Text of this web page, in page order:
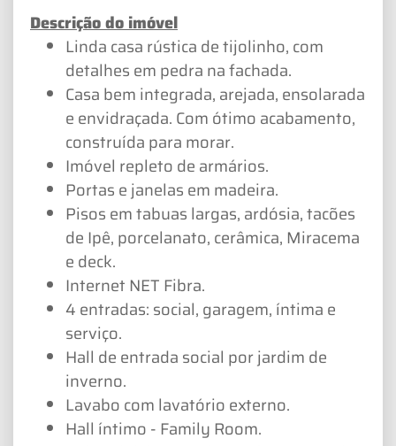
Descrição do imóvel
Linda casa rústica de tijolinho, com
detalhes em pedra na fachada.
Casa bem integrada, arejada, ensolarada
e envidraçada. Com ótimo acabamento,
construída para morar.
Imóvel repleto de armários.
Portas e janelas em madeira.
Pisos em tabuas largas, ardósia, tacões
de Ipê, porcelanato, cerâmica, Miracema
e deck.
Internet NET Fibra.
4 entradas: social, garagem, íntima e
serviço.
Hall de entrada social por jardim de
inverno.
Lavabo com lavatório externo.
Hall íntimo - Family Room.